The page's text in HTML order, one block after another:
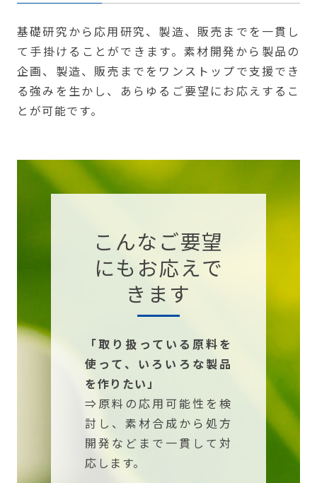
基礎研究から応用研究、製造、販売までを一貫し
て手掛けることができます。素材開発から製品の
企画、製造、販売までをワンストップで支援でき
る強みを生かし、あらゆるご要望にお応えするこ
とが可能です。
こんなご要望
にもお応えで
きます
「取り扱っている原料を
使って、いろいろな製品
を作りたい」
⇒原料の応用可能性を検
討し、素材合成から処方
開発などまで一貫して対
応します。